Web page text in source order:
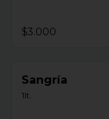
$3.000
Sangría
1lt.